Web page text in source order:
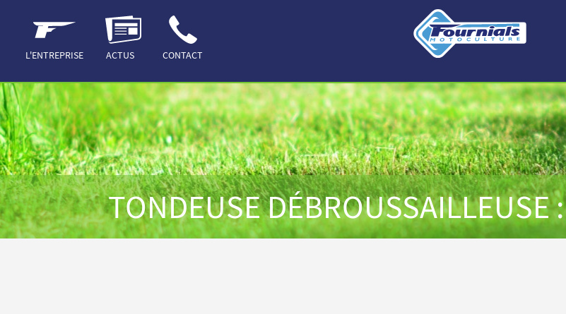
L'ENTREPRISE ACTUS CONTACT
HERBE TONDEUSE DÉBROUSSAILLEUSE
TONDEUSE DÉBROUSSAILLEUSE